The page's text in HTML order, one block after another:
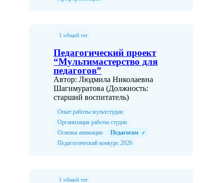
1 общий тег
Педагогический проект
“Мультимастерство для
педагогов”
Автор: Людмила Николаевна
Шагимуратова (Должность:
старший воспитатель)
Опыт работы мультстудии
Организация работы студии
Основы анимации
Педагогам ✓
Педагогический конкурс 2026
1 общий тег